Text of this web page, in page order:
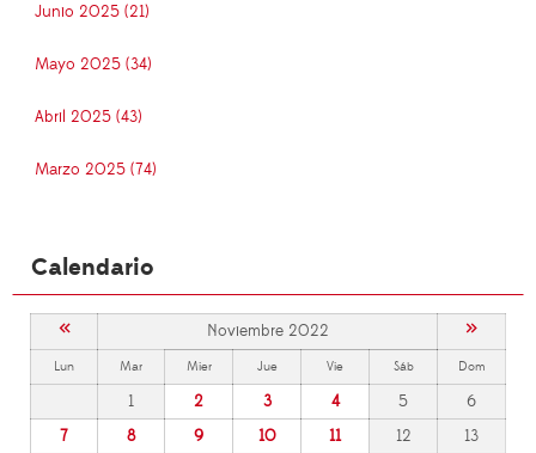
Junio 2025 (21)
Mayo 2025 (34)
Abril 2025 (43)
Marzo 2025 (74)
Calendario
« Noviembre 2022 »
Lun Mar Mier Jue Vie Sáb Dom
1 2 3 4 5
6
7
8 9 10 11 12
13